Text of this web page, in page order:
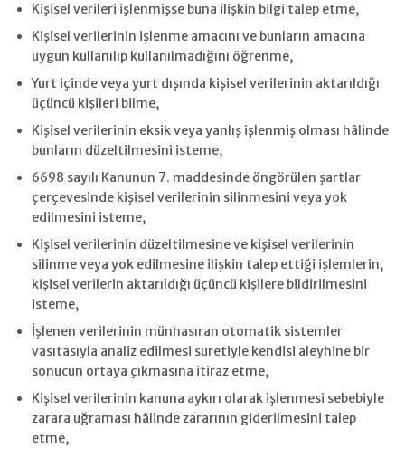
Kişisel verileri işlenmişse buna ilişkin bilgi talep etme,
Kişisel verilerinin işlenme amacını ve bunların amacına
uygun kullanılıp kullanılmadığını öğrenme,
Yurt içinde veya yurt dışında kişisel verilerinin aktarıldığı
üçüncü kişileri bilme,
Kişisel verilerinin eksik veya yanlış işlenmiş olması hâlinde
bunların düzeltilmesini isteme,
6698 sayılı Kanunun 7. maddesinde öngörülen şartlar
çerçevesinde kişisel verilerinin silinmesini veya yok
edilmesini isteme,
Kişisel verilerinin düzeltilmesine ve kişisel verilerinin
silinme veya yok edilmesine ilişkin talep ettiği işlemlerin,
kişisel verilerin aktarıldığı üçüncü kişilere bildirilmesini
isteme,
İşlenen verilerinin münhasıran otomatik sistemler
vasıtasıyla analiz edilmesi suretiyle kendisi aleyhine bir
sonucun ortaya çıkmasına itiraz etme,
Kişisel verilerinin kanuna aykırı olarak işlenmesi sebebiyle
zarara uğraması hâlinde zararının giderilmesini talep
etme,